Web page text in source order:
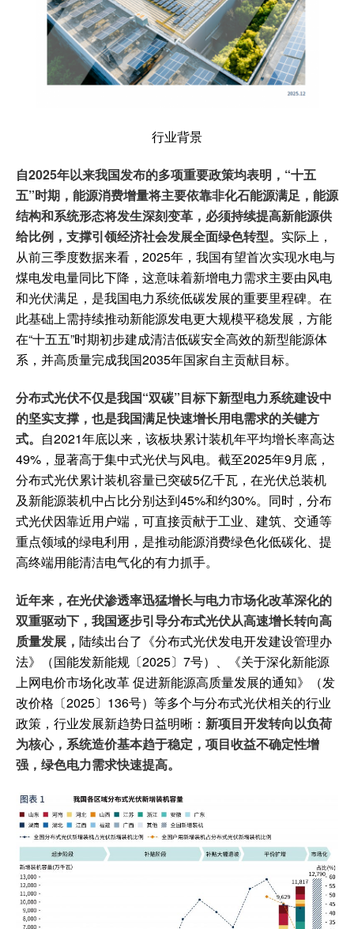
行业背景
自2025年以来我国发布的多项重要政策均表明，“十五
五”时期，能源消费增量将主要依靠非化石能源满足，能源
结构和系统形态将发生深刻变革，必须持续提高新能源供
给比例，支撑引领经济社会发展全面绿色转型。 实际上，
从前三季度数据来看，2025年，我国有望首次实现水电与
煤电发电量同比下降，这意味着新增电力需求主要由风电
和光伏满足，是我国电力系统低碳发展的重要里程碑。在
此基础上需持续推动新能源发电更大规模平稳发展，方能
在“十五五”时期初步建成清洁低碳安全高效的新型能源体
系，并高质量完成我国2035年国家自主贡献目标。
分布式光伏不仅是我国“双碳”目标下新型电力系统建设中
的坚实支撑，也是我国满足快速增长用电需求的关键方
式。 自2021年底以来，该板块累计装机年平均增长率高达
49%，显著高于集中式光伏与风电。截至2025年9月底，
分布式光伏累计装机容量已突破5亿千瓦，在光伏总装机
及新能源装机中占比分别达到45%和约30%。同时，分布
式光伏因靠近用户端，可直接贡献于工业、建筑、交通等
重点领域的绿电利用，是推动能源消费绿色化低碳化、提
高终端用能清洁电气化的有力抓手。
近年来，在光伏渗透率迅猛增长与电力市场化改革深化的
双重驱动下，我国逐步引导分布式光伏从高速增长转向高
质量发展， 陆续出台了《分布式光伏发电开发建设管理办
法》（国能发新能规〔2025〕7号）、《关于深化新能源
上网电价市场化改革 促进新能源高质量发展的通知》（发
改价格〔2025〕136号）等多个与分布式光伏相关的行业
政策，行业发展新趋势日益明晰： 新项目开发转向以负荷
为核心，系统造价基本趋于稳定，项目收益不确定性增
强，绿色电力需求快速提高。